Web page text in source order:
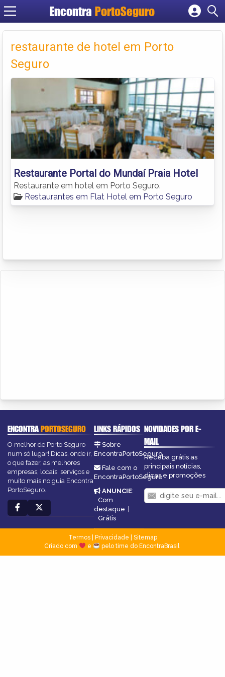
Encontra PortoSeguro
Cadastrar empresa
Fazer login
Criar conta
restaurante de hotel em Porto
Seguro
Restaurante Portal do Mundaí Praia Hotel
Restaurante em hotel em Porto Seguro.
Restaurantes em Flat Hotel em Porto Seguro
ENCONTRAPORTOSEGURO
O melhor de Porto Seguro
num só lugar! Dicas, onde ir,
o que fazer, as melhores
empresas, locais, serviços e
muito mais no guia Encontra
PortoSeguro.
LINKS RÁPIDOS
Sobre
EncontraPortoSeguro
Fale com o
EncontraPortoSeguro
ANUNCIE:
Com
destaque |
Grátis
NOVIDADES POR E-
MAIL
Receba grátis as
principais notícias,
dicas e promoções
Termos| Privacidade
Sitemap
Criado com
e pelo time do EncontraBrasil